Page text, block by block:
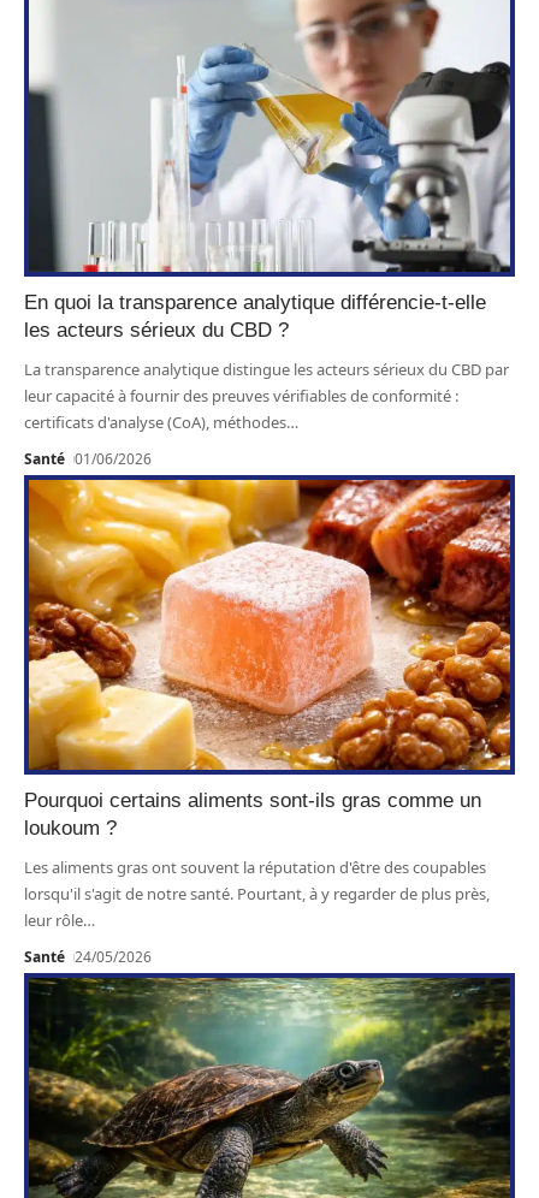
En quoi la transparence analytique différencie-t-elle
les acteurs sérieux du CBD ?
La transparence analytique distingue les acteurs sérieux du CBD par
leur capacité à fournir des preuves vérifiables de conformité :
certificats d'analyse (CoA), méthodes…
Santé 01/06/2026
Pourquoi certains aliments sont-ils gras comme un
loukoum ?
Les aliments gras ont souvent la réputation d'être des coupables
lorsqu'il s'agit de notre santé. Pourtant, à y regarder de plus près,
leur rôle…
Santé 24/05/2026